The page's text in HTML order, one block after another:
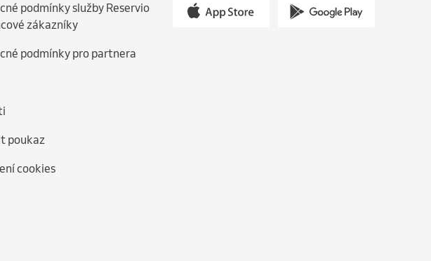
podmínky služby Reservio
zákazníky
podmínky pro partnera
poukaz
cookies